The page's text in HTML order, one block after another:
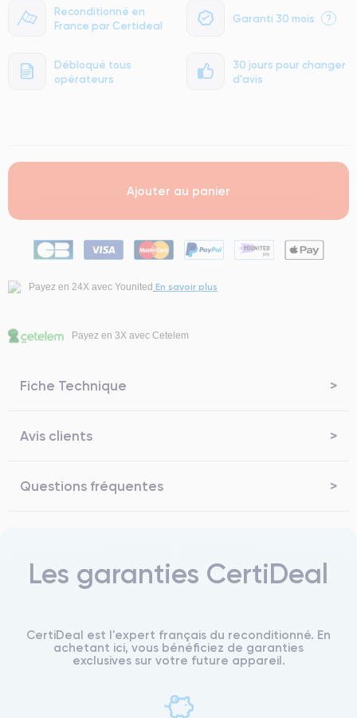
Reconditionné en
France par Certideal
Garanti 30 mois ?
Débloqué tous
opérateurs
30 jours pour changer
d'avis
Ajouter au panier
Payez en 24X avec Younited En savoir plus
Payez en 3X avec Cetelem
Fiche Technique
Avis clients
Questions fréquentes
Les garanties CertiDeal
CertiDeal est l'expert français du reconditionné. En
achetant ici, vous bénéficiez de garanties
exclusives sur votre future appareil.